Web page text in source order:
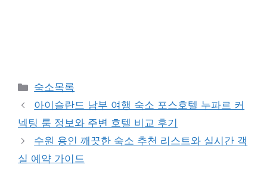
카
테
리
숙소목록
아이슬란드 남부 여행 숙소 포스호텔 누파르 커
넥팅 룸 정보와 주변 호텔 비교 후기
수원 용인 깨끗한 숙소 추천 리스트와 실시간 객
실 예약 가이드